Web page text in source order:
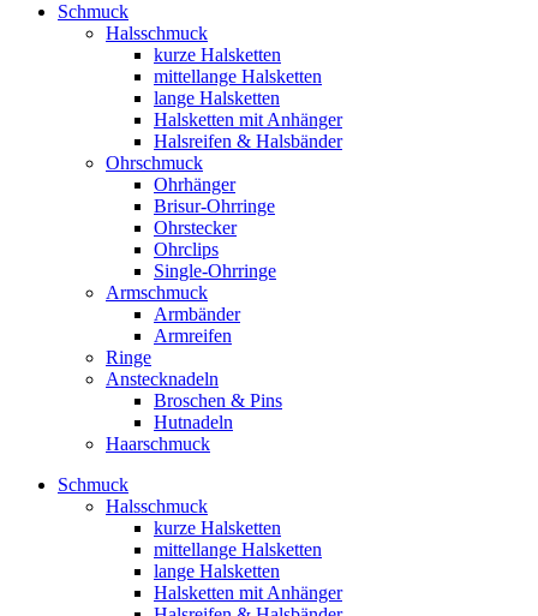
Schmuck
Halsschmuck
kurze Halsketten
mittellange Halsketten
lange Halsketten
Halsketten mit Anhänger
Halsreifen & Halsbänder
Ohrschmuck
Ohrhänger
Brisur-Ohrringe
Ohrstecker
Ohrclips
Single-Ohrringe
Armschmuck
Armbänder
Armreifen
Ringe
Anstecknadeln
Broschen & Pins
Hutnadeln
Haarschmuck
Schmuck
Halsschmuck
kurze Halsketten
mittellange Halsketten
lange Halsketten
Halsketten mit Anhänger